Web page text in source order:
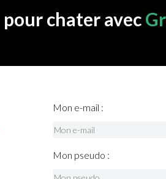
chater avec
Mon e-mail :
Mon pseudo :